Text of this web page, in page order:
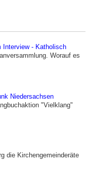
Interview - Katholisch
Worauf es
Niedersachsen
"Vielklang"
die Kirchengemeinderäte